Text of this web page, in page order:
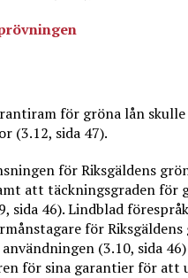
för gröna lån
(3.12, sida 47).
för Riksgäldens
att täckningsgraden för
46). Lindblad
för Riksgäldens
(3.10, sida
för sina garantier för